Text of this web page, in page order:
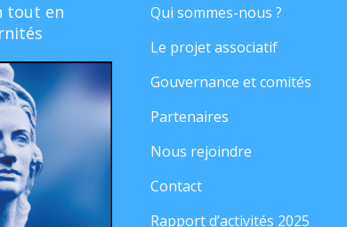
tout en
Qui sommes-nous ?
Le projet associatif
Gouvernance et comités
Partenaires
Nous rejoindre
Contact
Rapport d’activités 2025